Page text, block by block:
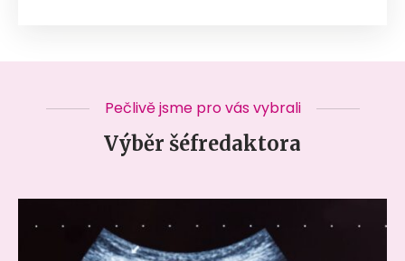
Pečlivě jsme pro vás vybrali
Výběr šéfredaktora